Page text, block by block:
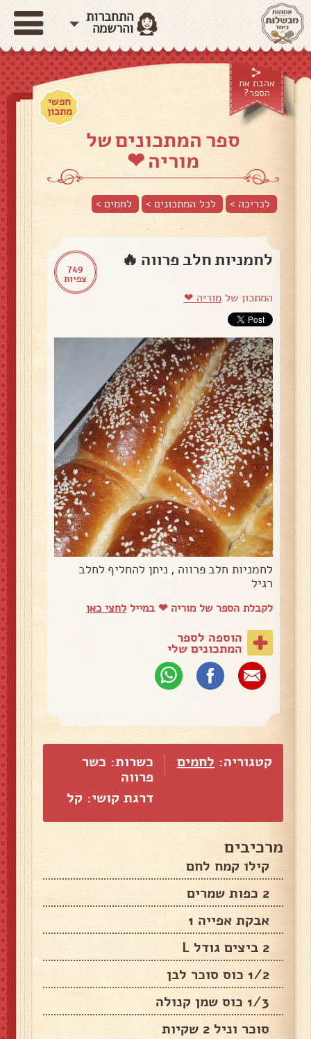
התחברות
והרשמה
אהבת את
הספר?
חפשי
מתכון
ספר המתכונים של
מוריה ❤
לכריכה > לכל המתכונים > לחמים>
749
צפיות
לחמניות חלב פרווה 🔥
המתכון שלמוריה ❤
לחמניות חלב פרווה , ניתן להחליף לחלב
רגיל
לקבלת הספר של מוריה ❤ במייללחצי כאן
הוספה לספר
המתכונים שלי
קטגוריה: לחמים
כשרות: כשר
פרווה
דרגת קושי: קל
מרכיבים
קילו קמח לחם
2 כפות שמרים
אבקת אפייה 1
2 ביצים גודל L
1/2 כוס סוכר לבן
1/3 כוס שמן קנולה
סוכר וניל 2 שקיות